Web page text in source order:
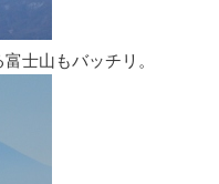
士山もバッチリ。